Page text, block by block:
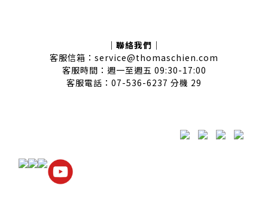
｜聯絡我們｜
客服信箱：service@thomaschien.com
客服時間：週一至週五 09:30-17:00
客服電話：07-536-6237 分機 29